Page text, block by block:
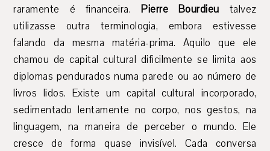
raramente é financeira.Pierre Bourdieu talvez
utilizasse outra terminologia, embora estivesse
falando da mesma matéria-prima. Aquilo que ele
chamou de capital cultural dificilmente se limita aos
diplomas pendurados numa parede ou ao número de
livros lidos. Existe um capital cultural incorporado,
sedimentado lentamente no corpo, nos gestos, na
linguagem, na maneira de perceber o mundo. Ele
cresce de forma quase invisível. Cada conversa